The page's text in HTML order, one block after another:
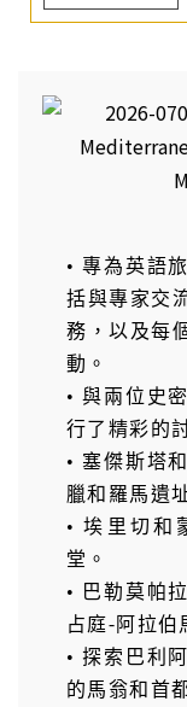
• 專為英語
括與專家交
務，以及每
動。
• 與兩位史
行了精彩的
• 塞傑斯塔
臘和羅馬遺
• 埃里切和
堂。
• 巴勒莫帕
占庭-阿拉伯
• 探索巴利
的馬翁和首